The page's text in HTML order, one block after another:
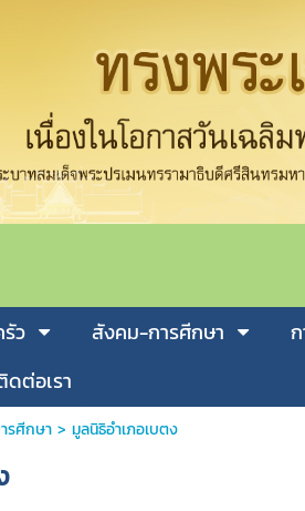
ว สังคม-การศีกษา
ดต่อเรา
รศีกษา> มูลนิธิอำเภอเบตง